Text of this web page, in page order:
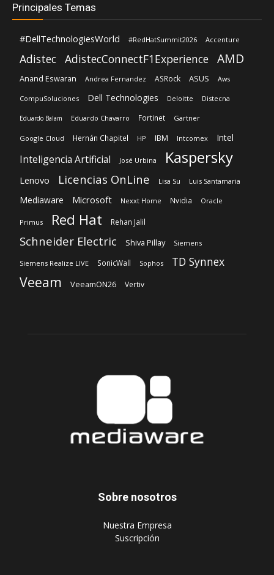
Principales Temas
#DellTechnologiesWorld #RedHatSummit2026 Accenture
Adistec AdistecConnectF1Experience AMD
Anand Eswaran Andrea Fernandez ASRock ASUS Aws
CompuSoluciones Dell Technologies Deloitte Distecna
Eduardo Balam Eduardo Chavarro Fortinet Gartner
Google Cloud Hernán Chapitel HP IBM Intcomex Intel
Inteligencia Artificial José Urbina Kaspersky
Lenovo Licencias OnLine Lisa Su Luis Santamaria
Mediaware Microsoft Nexxt Home Nvidia Oracle
Primus Red Hat Rehan Jalil
Schneider Electric Shiva Pillay Siemens
Siemens Realize LIVE SonicWall Sophos TD Synnex
Veeam VeeamON26 Vertiv
Sobre nosotros
‎Nuestra Empresa
‎Suscripción